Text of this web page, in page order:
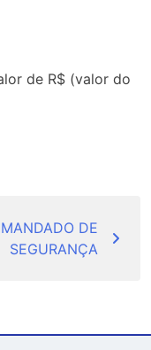
de R$ (valor do
MANDADO DE
SEGURANÇA